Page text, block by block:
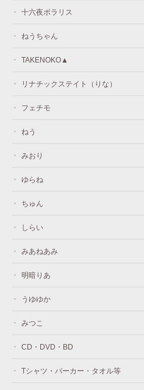
十六夜ポラリス
ねうちゃん
TAKENOKO▲
リナチックステイト（りな）
フェチモ
ねう
みおり
ゆらね
ちゅん
しらい
みあねあみ
明暗りあ
うゆゆか
みつこ
CD・DVD・BD
Tシャツ・パーカー・タオル等